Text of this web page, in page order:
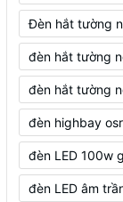
Đèn hắt tường
đèn hắt tường
đèn hắt tường
đèn highbay
đèn LED 100w
đèn LED âm